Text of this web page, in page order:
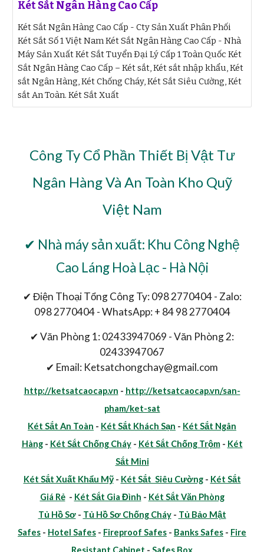
Két Sắt Ngân Hàng Cao Cấp
Két Sắt Ngân Hàng Cao Cấp - Cty Sản Xuất Phân Phối
Két Sắt Số 1 Việt Nam Két Sắt Ngân Hàng Cao Cấp - Nhà
Máy Sản Xuất Két Sắt Tuyển Đại Lý Cấp 1 Toàn Quốc Két
Sắt Ngân Hàng Cao Cấp – Két sắt, Két sắt nhập khẩu, Két
sắt Ngân Hàng, Két Chống Cháy, Két Sắt Siêu Cường, Két
sắt An Toàn. Két Sắt Xuất
Công Ty Cổ Phần Thiết Bị Vật Tư
Ngân Hàng Và An Toàn Kho Quỹ
Việt Nam
✔ Nhà máy sản xuất: Khu Công Nghệ
Cao Láng Hoà Lạc - Hà Nội
✔ Điện Thoại Tổng Công Ty: 098 2770404 - Zalo:
098 2770404 - WhatsApp: + 84 98 2770404
✔ Văn Phòng 1: 02433947069 - Văn Phòng 2:
02433947067
✔ Email: Ketsatchongchay@gmail.com
http://ketsatcaocap.vn - http://ketsatcaocap.vn/san-
pham/ket-sat
Két Sắt An Toàn - Két Sắt Khách Sạn - Két Sắt Ngân
Hàng- Két Sắt Chống Cháy- Két Sắt Chống Trộm- Két
Sắt Mini
Két Sắt Xuất Khẩu Mỹ- Két Sắt Siêu Cường- Két Sắt
Giá Rẻ- Két Sắt Gia Đình - Két Sắt Văn Phòng
Tủ Hồ Sơ- Tủ Hồ Sơ Chống Cháy- Tủ Bảo Mật
Safes - Hotel Safes - Fireproof Safes - Banks Safes - Fire
Resistant Cabinet - Safes Box